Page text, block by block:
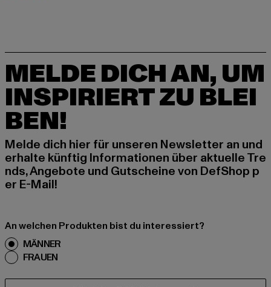
MELDE DICH AN, UM
INSPIRIERT ZU BLEI
BEN!
Melde dich hier für unseren Newsletter an und
erhalte künftig Informationen über aktuelle Tre
nds, Angebote und Gutscheine von DefShop p
er E-Mail!
An welchen Produkten bist du interessiert?
MÄNNER
FRAUEN